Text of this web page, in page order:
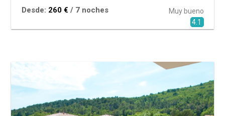
Desde: 260 € / 7 noches
Muy bueno
4.1